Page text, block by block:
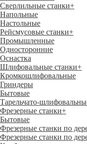
Сверлильные станки+
Напольные
Настольные
Рейсмусовые станки+
Промышленные
Односторонние
Оснастка
Шлифовальные станки+
Кромкошлифовальные
Гриндеры
Бытовые
Тарельчато-
Фрезерные станки+
Бытовые
Фрезерные станки по
Фрезерные станки по